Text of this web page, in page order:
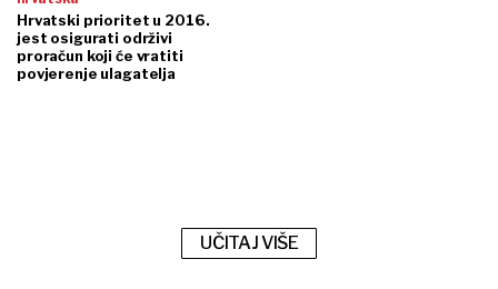
Hrvatski prioritet u 2016.
jest osigurati održivi
proračun koji će vratiti
povjerenje ulagatelja
UČITAJ VIŠE